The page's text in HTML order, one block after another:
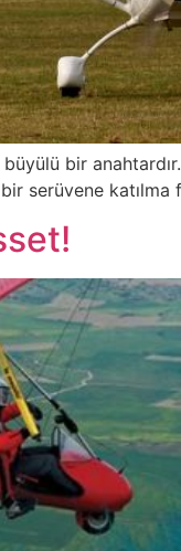
bir
serüvene katılma